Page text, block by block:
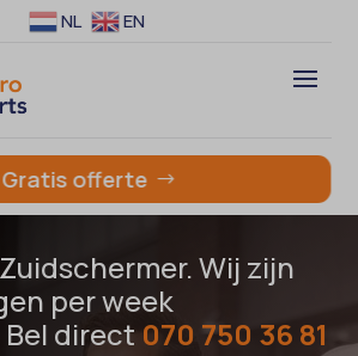
NL EN
Gratis offerte
Wij zijn
per week
Bel direct070 750 36 81